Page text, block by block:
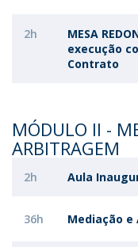
2h
MESA
execução
Contrato
MÓDULO II -
ARBITRAGEM
2h Aula
36h Mediação